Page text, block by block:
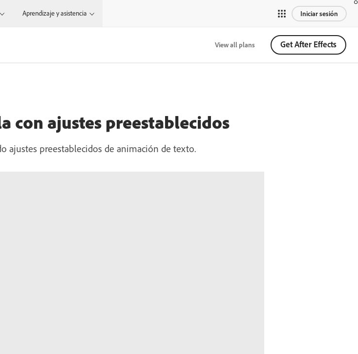
Aprendizaje y asistencia Iniciar sesión
View all plans Get After Effects
con ajustes preestablecidos
ajustes preestablecidos de animación de texto.